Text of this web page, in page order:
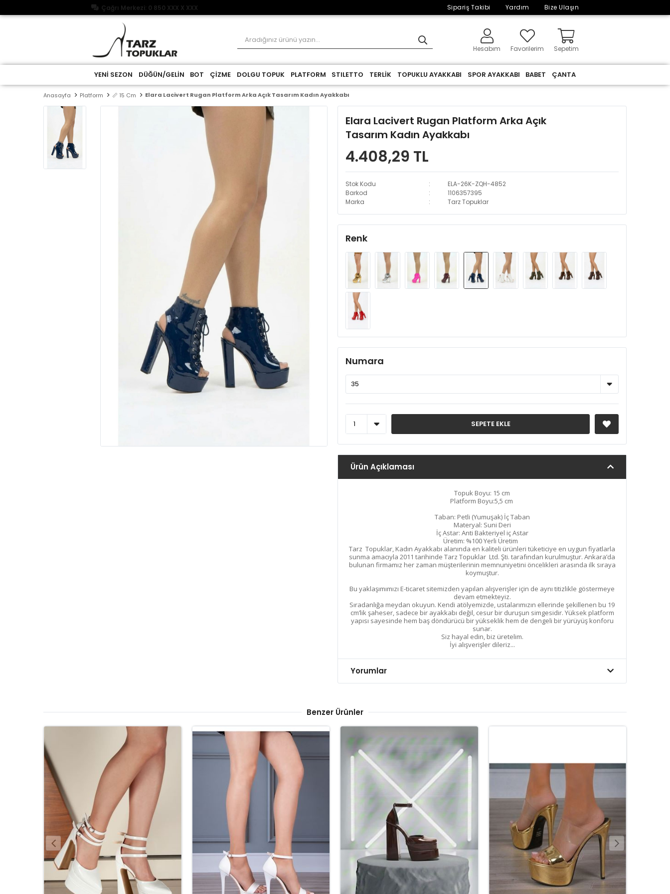
Çağrı Merkezi: 0 850 XXX X XXX Sipariş Takibi Yardım Bize Ulaşın
Hesabım Favorilerim Sepetim
YENİ SEZON DÜĞÜN/GELİN BOT ÇİZME DOLGU TOPUK PLATFORM STILETTO TERLİK TOPUKLU AYAKKABI SPOR AYAKKABI BABET ÇANTA
Anasayfa Platform 📏 15 Cm Elara Lacivert Rugan Platform Arka Açık Tasarım Kadın Ayakkabı
Elara Lacivert Rugan Platform Arka Açık
Tasarım Kadın Ayakkabı
4.408,29 TL
Stok Kodu
ELA-26K-ZQH-4852
Barkod
1106357395
Marka
Tarz Topuklar
Renk
Numara
SEPETE EKLE
Ürün Açıklaması
Topuk Boyu: 15 cm
Platform Boyu:5,5 cm
Taban: Petli (Yumuşak) İç Taban
Materyal: Suni Deri
İç Astar: Anti Bakteriyel iç Astar
Üretim: %100 Yerli Üretim
Tarz Topuklar, Kadın Ayakkabı alanında en kaliteli ürünleri tüketiciye en uygun fiyatlarla
sunma amacıyla 2011 tarihinde Tarz Topuklar Ltd. Şti. tarafından kurulmuştur. Ankara’da
bulunan firmamız her zaman müşterilerinin memnuniyetini öncelikleri arasında ilk sıraya
koymuştur.
Bu yaklaşımımızı E-ticaret sitemizden yapılan alışverişler için de aynı titizlikle göstermeye
devam etmekteyiz.
Sıradanlığa meydan okuyun. Kendi atölyemizde, ustalarımızın ellerinde şekillenen bu 19
cm’lik şaheser, sadece bir ayakkabı değil, cesur bir duruşun simgesidir. Yüksek platform
yapısı sayesinde hem baş döndürücü bir yükseklik hem de dengeli bir yürüyüş konforu
sunar.
​Siz hayal edin, biz üretelim.
İyi alışverişler dileriz...
Yorumlar
Benzer Ürünler